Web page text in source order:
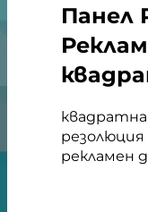
Панел
резолюция
рекламен